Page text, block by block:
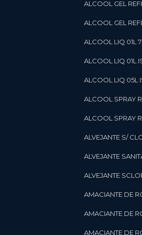
ALCOOL GEL
ALCOOL GEL
ALCOOL LIQ 01L
ALCOOL LIQ 01L
ALCOOL LIQ 05L
ALCOOL SPRAY
ALCOOL SPRAY
ALVEJANTE S/
ALVEJANTE
ALVEJANTE
AMACIANTE DE
AMACIANTE DE
AMACIANTE DE